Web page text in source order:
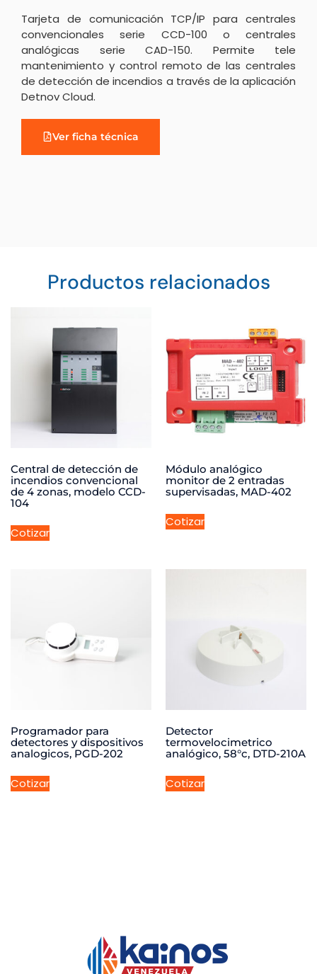
Tarjeta de comunicación TCP/IP para centrales
convencionales serie CCD-100 o centrales
analógicas serie CAD-150. Permite tele
mantenimiento y control remoto de las centrales
de detección de incendios a través de la aplicación
Detnov Cloud.
Ver ficha técnica
Productos relacionados
Central de detección de
incendios convencional
de 4 zonas, modelo CCD-
104
Cotizar
Módulo analógico
monitor de 2 entradas
supervisadas, MAD-402
Cotizar
Programador para
detectores y dispositivos
analogicos, PGD-202
Cotizar
Detector
termovelocimetrico
analógico, 58°c, DTD-210A
Cotizar